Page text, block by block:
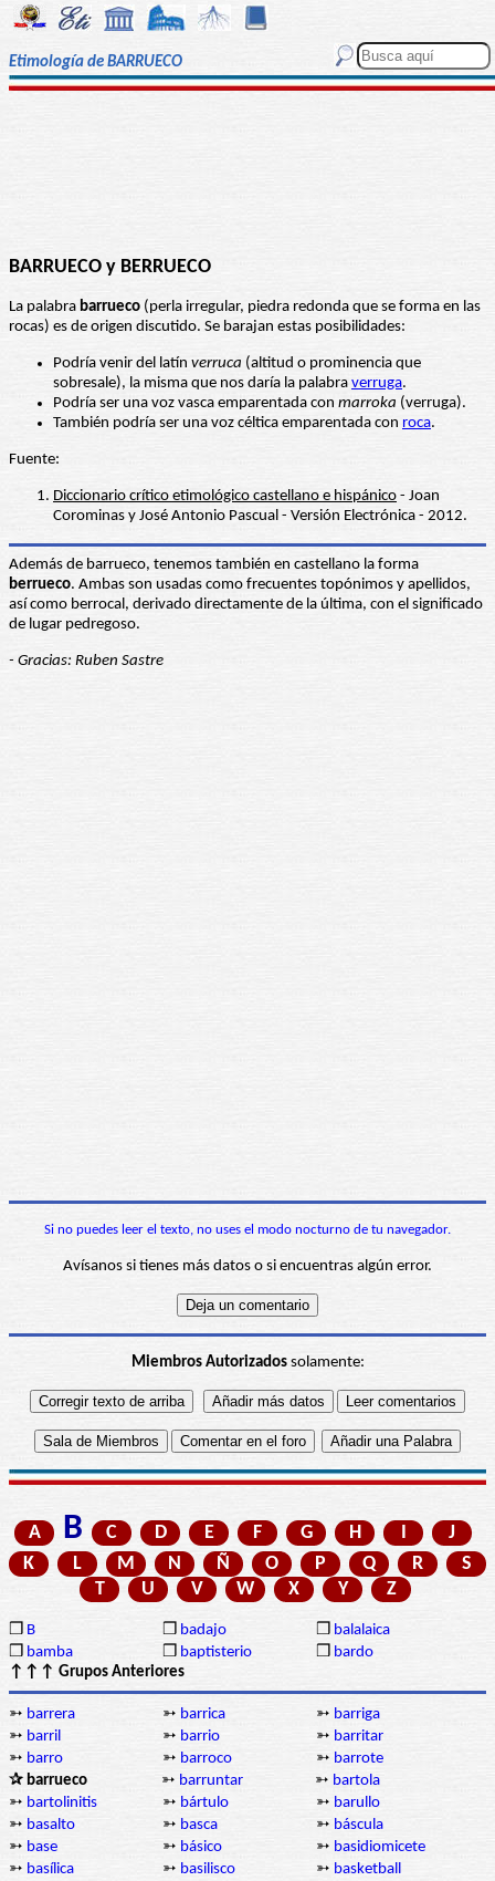
Etimología de BARRUECO
BARRUECO y BERRUECO
La palabra barrueco (perla irregular, piedra redonda que se forma en las
rocas) es de origen discutido. Se barajan estas posibilidades:
Podría venir del latín verruca (altitud o prominencia que
sobresale), la misma que nos daría la palabra verruga.
Podría ser una voz vasca emparentada con marroka (verruga).
También podría ser una voz céltica emparentada con roca.
Fuente:
Diccionario crítico etimológico castellano e hispánico - Joan
Corominas y José Antonio Pascual - Versión Electrónica - 2012.
Además de barrueco, tenemos también en castellano la forma
berrueco. Ambas son usadas como frecuentes topónimos y apellidos,
así como berrocal, derivado directamente de la última, con el significado
de lugar pedregoso.
- Gracias: Ruben Sastre
Si no puedes leer el texto, no uses el modo nocturno de tu navegador.
Avísanos si tienes más datos o si encuentras algún error.
Miembros Autorizadossolamente:
A B C D E F G H
J
K
L M N Ñ O P Q R
S
T
U V W X Y Z
❒ B ❒ badajo ❒ balalaica
❒ bamba ❒ baptisterio ❒ bardo
↑↑↑ Grupos Anteriores
➳ barrera ➳ barrica ➳ barriga
➳ barril ➳ barrio ➳ barritar
➳ barro ➳ barroco ➳ barrote
✰ barrueco
➳ barruntar ➳ bartola
➳ bartolinitis ➳ bártulo ➳ barullo
➳ basalto ➳ basca ➳ báscula
➳ base ➳ básico ➳ basidiomicete
➳ basílica ➳ basilisco ➳ basketball